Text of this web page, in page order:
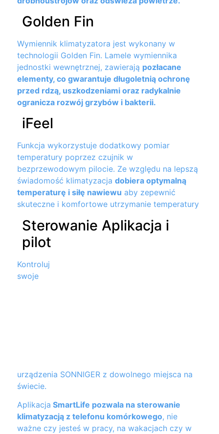
Golden Fin
Wymiennik klimatyzatora jest wykonany w
technologii Golden Fin. Lamele wymiennika
jednostki wewnętrznej, zawierają pozłacane
elementy, co gwarantuje długoletnią ochronę
przed rdzą, uszkodzeniami oraz radykalnie
ogranicza rozwój grzybów i bakterii.
iFeel
Funkcja wykorzystuje dodatkowy pomiar
temperatury poprzez czujnik w
bezprzewodowym pilocie. Ze względu na lepszą
świadomość klimatyzacja dobiera optymalną
temperaturę i siłę nawiewu aby zepewnić
skuteczne i komfortowe utrzymanie temperatury
Sterowanie Aplikacja i
pilot
Kontroluj
swoje
urządzenia SONNIGER z dowolnego miejsca na
świecie.
Aplikacja SmartLife pozwala na sterowanie
klimatyzacją z telefonu komórkowego, nie
ważne czy jesteś w pracy, na wakacjach czy w